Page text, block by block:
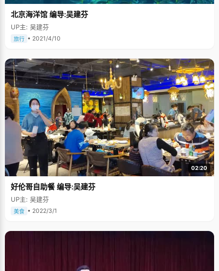
北京海洋馆 编导:吴建芬
UP主: 吴建芬
旅行 • 2021/4/10
02:20
好伦哥自助餐 编导:吴建芬
UP主: 吴建芬
美食 • 2022/3/1